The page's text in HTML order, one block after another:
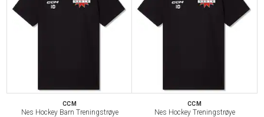
CCM
Nes Hockey Barn Treningstrøye
CCM
Nes Hockey Treningstrøye